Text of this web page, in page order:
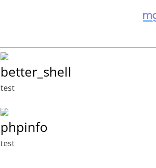
better_shell
test
phpinfo
test